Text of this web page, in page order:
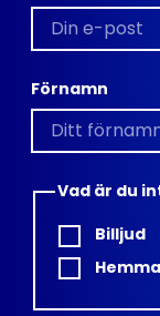
Förnamn
Vad är du
Billjud